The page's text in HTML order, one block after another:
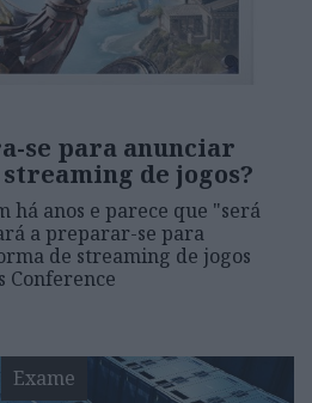
se para anunciar
de jogos?
há anos e parece que "será
a preparar-se para
de streaming de jogos
Conference
Exame